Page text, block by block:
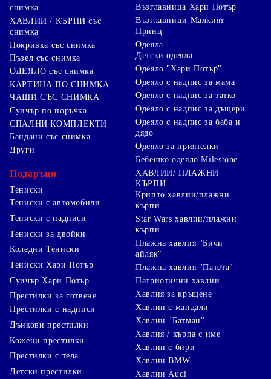
снимка
ХАВЛИИ / КЪРПИ със
снимка
Покривка със снимка
Пъзел със снимка
ОДЕЯЛО със снимка
КАРТИНА ПО СНИМКА
ЧАШИ СЪС СНИМКА
Суичър по поръчка
СПАЛНИ КОМПЛЕКТИ
Бандани със снимка
Други
Подаръци
Тениски
Тениски с автомобили
Тениски с надписи
Тениски за двойки
Коледни Тениски
Тениски Хари Потър
Суичър Хари Потър
Престилки за готвене
Престилки с надписи
Дънкови престилки
Кожени престилки
Престилки с тела
Детски престилки
Възглавница Хари Потър
Възглавници Малкият
Принц
Одеяла
Детски одеяла
Одеяло "Хари Потър"
Одеяло с надпис за мама
Одеяло с надпис за татко
Одеяло с надпис за дъщери
Одеяло с надпис за баба и
дядо
Одеяло за приятелки
Бебешко одеяло Milestone
ХАВЛИИ/ ПЛАЖНИ
КЪРПИ
Крипто хавлии/плажни
кърпи
Star Wars хавлии/плажни
кърпи
Плажна хавлия "Бичи
айляк"
Плажна хавлия "Патета"
Патриотични хавлии
Хавлия за кръщене
Хавлии с мандали
Хавлии "Батман"
Хавлия / кърпа с име
Хавлии с бири
Хавлии BMW
Хавлии Audi